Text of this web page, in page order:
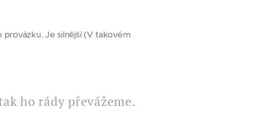
Je silnější (V takovém
ho rády převážeme.